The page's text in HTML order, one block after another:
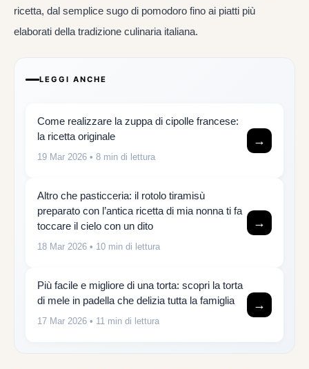
ricetta, dal semplice sugo di pomodoro fino ai piatti più
elaborati della tradizione culinaria italiana.
LEGGI ANCHE
Come realizzare la zuppa di cipolle francese:
la ricetta originale
19 Mar 2026 • 8 min di lettura
→
Altro che pasticceria: il rotolo tiramisù
preparato con l’antica ricetta di mia nonna ti fa
toccare il cielo con un dito
18 Mar 2026 • 10 min di lettura
→
Più facile e migliore di una torta: scopri la torta
di mele in padella che delizia tutta la famiglia
17 Mar 2026 • 11 min di lettura
→